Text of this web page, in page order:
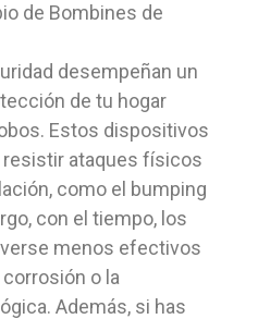
de Bombines de
desempeñan un
de tu hogar
Estos dispositivos
ataques físicos
como el bumping
con el tiempo, los
menos efectivos
o la
Además, si has